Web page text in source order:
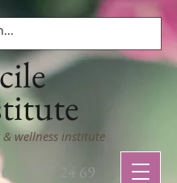
& wellness institute
03 22 77 24 69